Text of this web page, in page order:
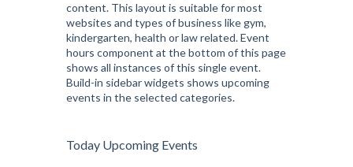
Intermediate
Kevin Nomak
content. This layout is suitable for most
websites and types of business like gym,
kindergarten, health or law related. Event
hours component at the bottom of this page
shows all instances of this single event.
Build-in sidebar widgets shows upcoming
events in the selected categories.
Today Upcoming Events